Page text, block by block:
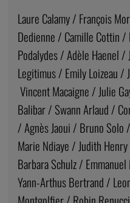
Laure Calamy / François
Dedienne / Camille Cottin
Podalydes / Adèle Haenel /
Legitimus / Emily Loizeau /
Vincent Macaigne / Julie
Balibar / Swann Arlaud /
/ Agnès Jaoui / Bruno
Marie Ndiaye / Judith
Barbara Schulz /
Yann-Arthus Bertrand /